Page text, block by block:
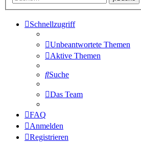
Schnellzugriff
Unbeantwortete Themen
Aktive Themen
Suche
Das Team
FAQ
Anmelden
Registrieren